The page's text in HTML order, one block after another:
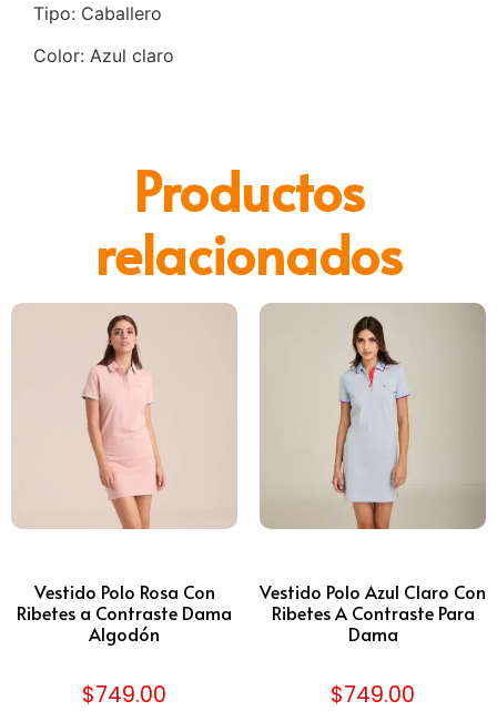
Tipo: Caballero
Color: Azul claro
Productos
relacionados
Vestido Polo Rosa Con
Ribetes a Contraste Dama
Algodón
$749.00
Vestido Polo Azul Claro Con
Ribetes A Contraste Para
Dama
$749.00